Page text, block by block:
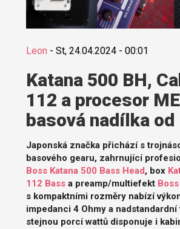
Leon - St, 24.04.2024 - 00:01
Katana 500 BH,
112 a procesor
basová nadílka od
Japonská značka přichází s
basového gearu, zahrnující
Boss Katana 500 Bass Head, box
112 Bassa preamp/multiefekt
s kompaktními rozměry nabízí
impedanci 4 Ohmy a
stejnou porcí wattů disponuje i